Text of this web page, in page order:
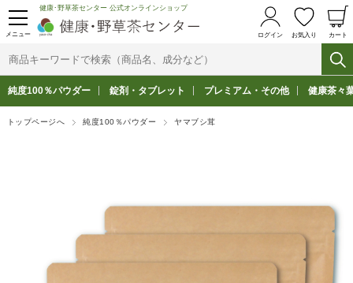
メニュー
健康･野草茶センター 公式オンラインショップ
ログイン お気入り カート
純度100％パウダー 錠剤・タブレット プレミアム・その他 健康茶々
トップページへ 純度100％パウダー ヤマブシ茸